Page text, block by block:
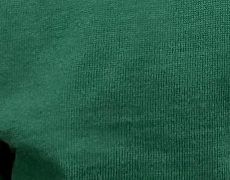
с которой материал заимствован. Гиперссылка должна
размещаться непосредственно в тексте, воспроизводящем
оригинальный материал moment-istini.ru.
Социальные сети Facebook и Instagram принадлежат компании
Meta Platforms Inc., деятельность которой признана
экстремистской и запрещена на территории Российской
Федерации.
Настоящий сайт предназначен для лиц старше 18 лет (18+).
Политика конфиденциальности